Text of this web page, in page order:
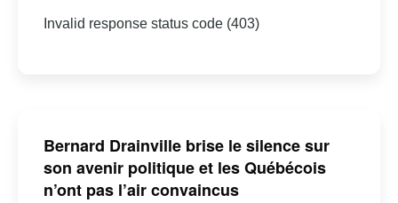
Invalid response status code (403)
Bernard Drainville brise le silence sur
son avenir politique et les Québécois
n’ont pas l’air convaincus